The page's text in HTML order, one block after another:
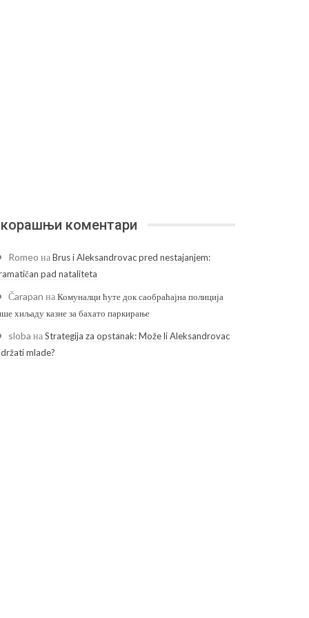
коментари
Romeo наBrus i Aleksandrovac pred nestajanjem:
pad nataliteta
Čarapan наКомуналци ћуте док саобраћајна полиција
хиљаду казне за бахато паркирање
sloba наStrategija za opstanak: Može li Aleksandrovac
mlade?